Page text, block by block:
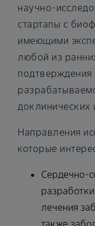
научно-
стартапы с
имеющими
любой из
подтверждения
доклинических
Направления
которые
Cердечно-
лечения
также